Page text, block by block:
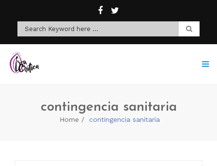
contingencia sanitaria
Home contingencia sanitaria